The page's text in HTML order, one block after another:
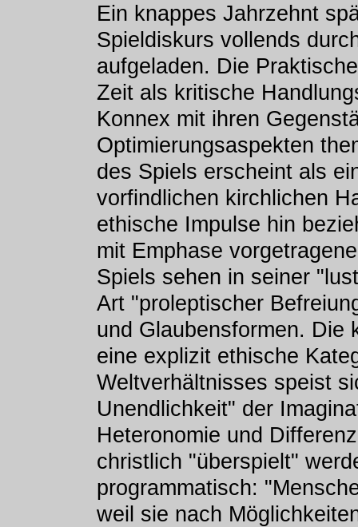
Ein knappes Jahrzehnt
Spieldiskurs vollends
aufgeladen. Die
Zeit als kritische
Konnex mit ihren
Optimierungsaspekten
des Spiels erscheint als
vorfindlichen kirchlichen
ethische Impulse hin
mit Emphase
Spiels sehen in seiner
Art "proleptischer
und Glaubensformen. Die
eine explizit ethische
Weltverhältnisses speist
Unendlichkeit" der
Heteronomie und
christlich "überspielt"
programmatisch:
weil sie nach